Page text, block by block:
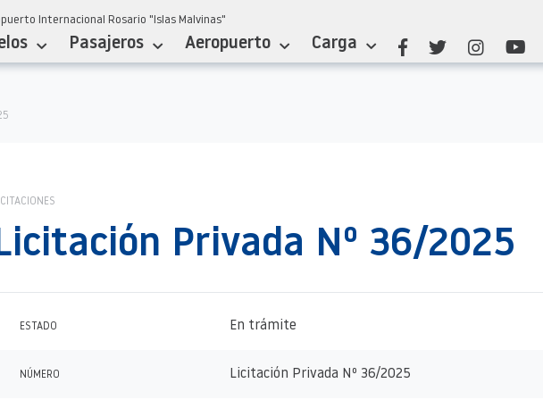
Internacional Rosario "Islas Malvinas"
Pasajeros Aeropuerto Carga
Privada Nº 36/2025
ESTADO En trámite
NÚMERO Licitación Privada Nº 36/2025